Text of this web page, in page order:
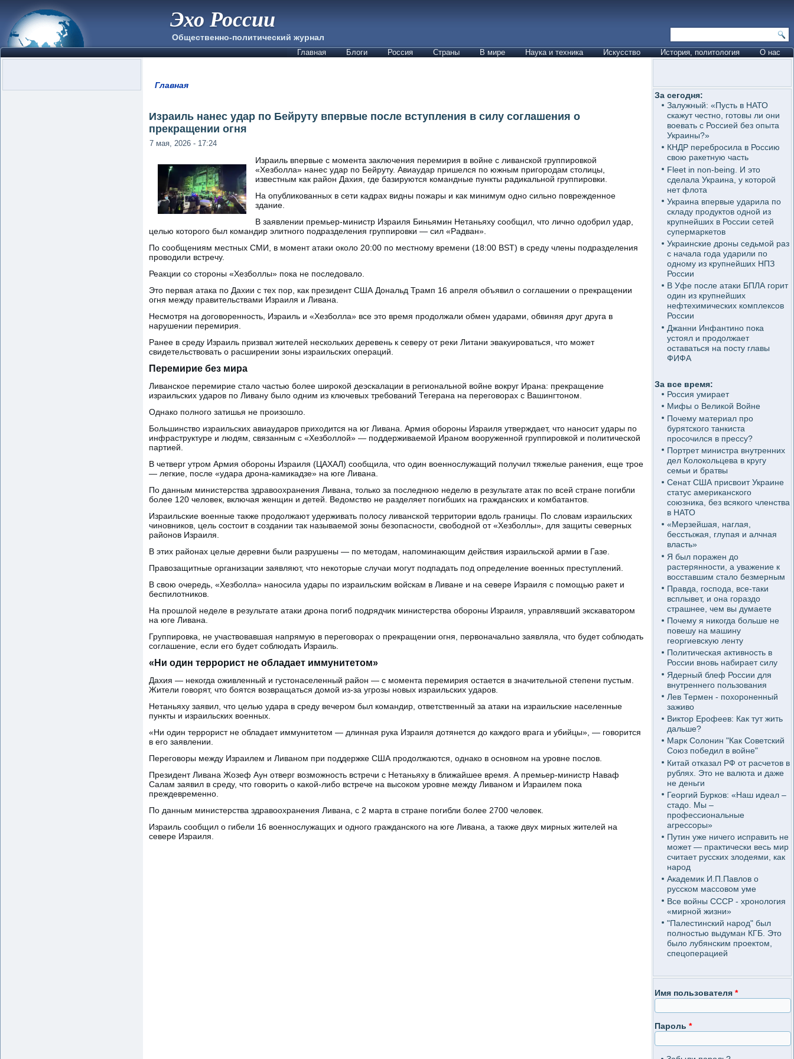
Эхо России
Общественно-политический журнал
Главная Блоги Россия Страны В мире Наука и техника Искусство История, политология О нас
Главная
Израиль нанес удар по Бейруту впервые после вступления в силу соглашения о
прекращении огня
7 мая, 2026 - 17:24
Израиль впервые с момента заключения перемирия в войне с ливанской группировкой
«Хезболла» нанес удар по Бейруту. Авиаудар пришелся по южным пригородам столицы,
известным как район Дахия, где базируются командные пункты радикальной группировки.
На опубликованных в сети кадрах видны пожары и как минимум одно сильно поврежденное
здание.
В заявлении премьер-министр Израиля Биньямин Нетаньяху сообщил, что лично одобрил удар,
целью которого был командир элитного подразделения группировки — сил «Радван».
По сообщениям местных СМИ, в момент атаки около 20:00 по местному времени (18:00 BST) в среду члены подразделения
проводили встречу.
Реакции со стороны «Хезболлы» пока не последовало.
Это первая атака по Дахии с тех пор, как президент США Дональд Трамп 16 апреля объявил о соглашении о прекращении
огня между правительствами Израиля и Ливана.
Несмотря на договоренность, Израиль и «Хезболла» все это время продолжали обмен ударами, обвиняя друг друга в
нарушении перемирия.
Ранее в среду Израиль призвал жителей нескольких деревень к северу от реки Литани эвакуироваться, что может
свидетельствовать о расширении зоны израильских операций.
Перемирие без мира
Ливанское перемирие стало частью более широкой деэскалации в региональной войне вокруг Ирана: прекращение
израильских ударов по Ливану было одним из ключевых требований Тегерана на переговорах с Вашингтоном.
Однако полного затишья не произошло.
Большинство израильских авиаударов приходится на юг Ливана. Армия обороны Израиля утверждает, что наносит удары по
инфраструктуре и людям, связанным с «Хезболлой» — поддерживаемой Ираном вооруженной группировкой и политической
партией.
В четверг утром Армия обороны Израиля (ЦАХАЛ) сообщила, что один военнослужащий получил тяжелые ранения, еще трое
— легкие, после «удара дрона-камикадзе» на юге Ливана.
По данным министерства здравоохранения Ливана, только за последнюю неделю в результате атак по всей стране погибли
более 120 человек, включая женщин и детей. Ведомство не разделяет погибших на гражданских и комбатантов.
Израильские военные также продолжают удерживать полосу ливанской территории вдоль границы. По словам израильских
чиновников, цель состоит в создании так называемой зоны безопасности, свободной от «Хезболлы», для защиты северных
районов Израиля.
В этих районах целые деревни были разрушены — по методам, напоминающим действия израильской армии в Газе.
Правозащитные организации заявляют, что некоторые случаи могут подпадать под определение военных преступлений.
В свою очередь, «Хезболла» наносила удары по израильским войскам в Ливане и на севере Израиля с помощью ракет и
беспилотников.
На прошлой неделе в результате атаки дрона погиб подрядчик министерства обороны Израиля, управлявший экскаватором
на юге Ливана.
Группировка, не участвовавшая напрямую в переговорах о прекращении огня, первоначально заявляла, что будет соблюдать
соглашение, если его будет соблюдать Израиль.
«Ни один террорист не обладает иммунитетом»
Дахия — некогда оживленный и густонаселенный район — с момента перемирия остается в значительной степени пустым.
Жители говорят, что боятся возвращаться домой из-за угрозы новых израильских ударов.
Нетаньяху заявил, что целью удара в среду вечером был командир, ответственный за атаки на израильские населенные
пункты и израильских военных.
«Ни один террорист не обладает иммунитетом — длинная рука Израиля дотянется до каждого врага и убийцы», — говорится
в его заявлении.
Переговоры между Израилем и Ливаном при поддержке США продолжаются, однако в основном на уровне послов.
Президент Ливана Жозеф Аун отверг возможность встречи с Нетаньяху в ближайшее время. А премьер-министр Наваф
Салам заявил в среду, что говорить о какой-либо встрече на высоком уровне между Ливаном и Израилем пока
преждевременно.
По данным министерства здравоохранения Ливана, с 2 марта в стране погибли более 2700 человек.
Израиль сообщил о гибели 16 военнослужащих и одного гражданского на юге Ливана, а также двух мирных жителей на
севере Израиля.
За сегодня:
Залужный: «Пусть в НАТО
скажут честно, готовы ли они
воевать с Россией без опыта
Украины?»
КНДР перебросила в Россию
свою ракетную часть
Fleet in non-being. И это
сделала Украина, у которой
нет флота
Украина впервые ударила по
складу продуктов одной из
крупнейших в России сетей
супермаркетов
Украинские дроны седьмой раз
с начала года ударили по
одному из крупнейших НПЗ
России
В Уфе после атаки БПЛА горит
один из крупнейших
нефтехимических комплексов
России
Джанни Инфантино пока
устоял и продолжает
оставаться на посту главы
ФИФА
За все время:
Россия умирает
Мифы о Великой Войне
Почему материал про
бурятского танкиста
просочился в прессу?
Портрет министра внутренних
дел Колокольцева в кругу
семьи и братвы
Сенат США присвоит Украине
статус американского
союзника, без всякого членства
в НАТО
«Мерзейшая, наглая,
бесстыжая, глупая и алчная
власть»
Я был поражен до
растерянности, а уважение к
восставшим стало безмерным
Правда, господа, все-таки
всплывет, и она гораздо
страшнее, чем вы думаете
Почему я никогда больше не
повешу на машину
георгиевскую ленту
Политическая активность в
России вновь набирает силу
Ядерный блеф России для
внутреннего пользования
Лев Термен - похороненный
заживо
Виктор Ерофеев: Как тут жить
дальше?
Марк Солонин "Как Советский
Союз победил в войне"
Китай отказал РФ от расчетов в
рублях. Это не валюта и даже
не деньги
Георгий Бурков: «Наш идеал –
стадо. Мы –
профессиональные
агрессоры»
Путин уже ничего исправить не
может — практически весь мир
считает русских злодеями, как
народ
Академик И.П.Павлов о
русском массовом уме
Все войны СССР - хронология
«мирной жизни»
"Палестинский народ" был
полностью выдуман КГБ. Это
было лубянским проектом,
спецоперацией
Имя пользователя *
Пароль *